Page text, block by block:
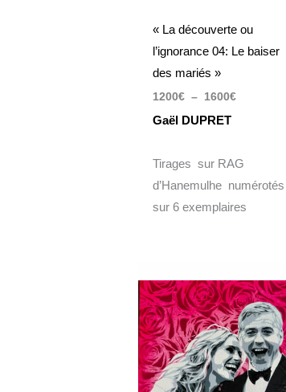
« La découverte ou
l’ignorance 04: Le baiser
des mariés »
1200€ – 1600€
Gaël DUPRET
Tirages sur RAG
d’Hanemulhe numérotés
sur 6 exemplaires